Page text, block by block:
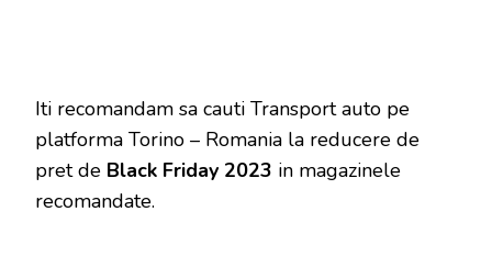
Iti recomandam sa cauti Transport auto pe
platforma Torino – Romania la reducere de
pret de Black Friday 2023 in magazinele
recomandate.